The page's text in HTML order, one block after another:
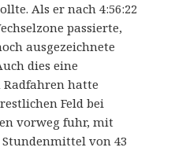
Als er nach 4:56:22
passierte,
ausgezeichnete
dies eine
Radfahren hatte
Feld bei
vorweg fuhr, mit
Stundenmittel von 43